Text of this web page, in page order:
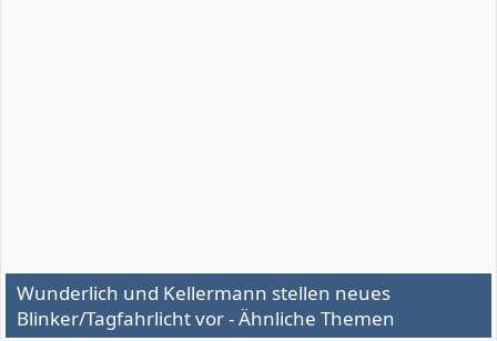
Wunderlich und Kellermann stellen neues
Blinker/Tagfahrlicht vor - Ähnliche Themen